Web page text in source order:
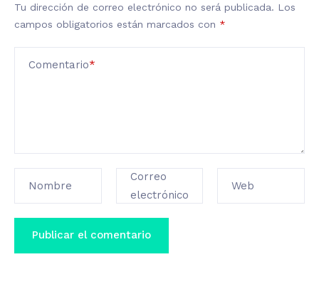
Tu dirección de correo electrónico no será publicada. Los
campos obligatorios están marcados con *
Comentario*
Nombre
Correo
electrónico
Web